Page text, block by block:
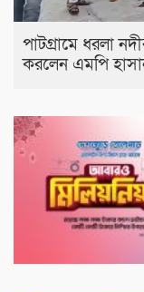
পাটগ্রামে ধরলা
করলেন এমপি